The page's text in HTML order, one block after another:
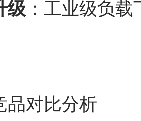
级 ：工业级负
品对比分析